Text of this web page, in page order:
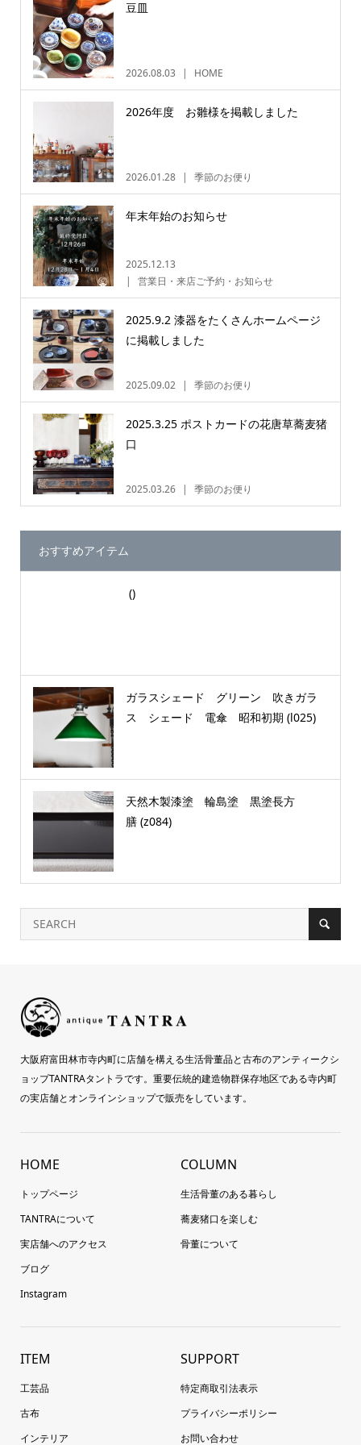
豆皿
2026.08.03 HOME
2026年度 お雛様を掲載しました
2026.01.28 季節のお便り
年末年始のお知らせ
2025.12.13
営業日・来店ご予約・お知らせ
2025.9.2 漆器をたくさんホームページ
に掲載しました
2025.09.02 季節のお便り
2025.3.25 ポストカードの花唐草蕎麦猪
口
2025.03.26 季節のお便り
おすすめアイテム
()
ガラスシェード グリーン 吹きガラ
ス シェード 電傘 昭和初期 (l025)
天然木製漆塗 輪島塗 黒塗長方
膳 (z084)
大阪府富田林市寺内町に店舗を構える生活骨董品と古布のアンティークシ
ョップTANTRAタントラです。重要伝統的建造物群保存地区である寺内町
の実店舗とオンラインショップで販売をしています。
HOME
トップページ
TANTRAについて
実店舗へのアクセス
ブログ
Instagram
COLUMN
生活骨董のある暮らし
蕎麦猪口を楽しむ
骨董について
ITEM
工芸品
古布
インテリア
SUPPORT
特定商取引法表示
プライバシーポリシー
お問い合わせ